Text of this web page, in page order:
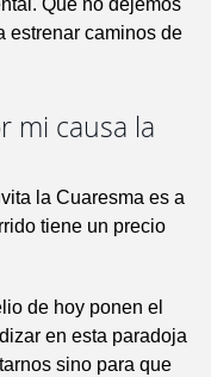
Que no dejemos
estrenar caminos de
mi causa la
la Cuaresma es a
tiene un precio
de hoy ponen el
en esta paradoja
sino para que